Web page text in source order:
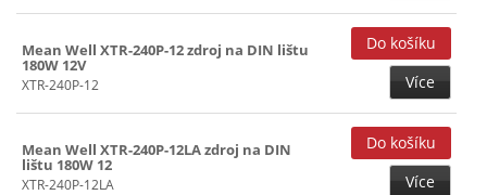
Mean Well XTR-240P-12 zdroj na DIN lištu
180W 12V
XTR-240P-12 Více
Mean Well XTR-240P-12LA zdroj na DIN
lištu 180W 12
XTR-240P-12LA Více